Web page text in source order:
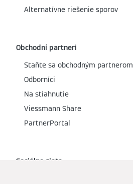
Alternatívne riešenie sporov
Obchodní partneri
Staňte sa obchodným partnerom
Odborníci
Na stiahnutie
Viessmann Share
PartnerPortal
Sociálne siete